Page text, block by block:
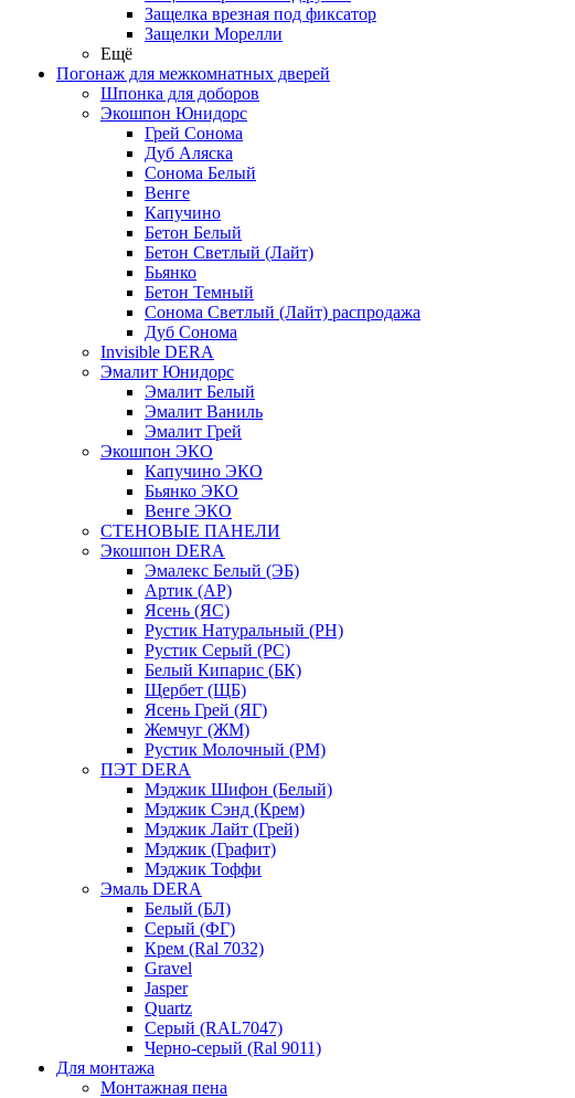
Защелка врезная под фиксатор
Защелки Морелли
Ещё
Погонаж для межкомнатных дверей
Шпонка для доборов
Экошпон Юнидорс
Грей Сонома
Дуб Аляска
Сонома Белый
Венге
Капучино
Бетон Белый
Бетон Светлый (Лайт)
Бьянко
Бетон Темный
Сонома Светлый (Лайт) распродажа
Дуб Сонома
Invisible DERA
Эмалит Юнидорс
Эмалит Белый
Эмалит Ваниль
Эмалит Грей
Экошпон ЭКО
Капучино ЭКО
Бьянко ЭКО
Венге ЭКО
СТЕНОВЫЕ ПАНЕЛИ
Экошпон DERA
Эмалекс Белый (ЭБ)
Артик (АР)
Ясень (ЯС)
Рустик Натуральный (РН)
Рустик Серый (РС)
Белый Кипарис (БК)
Щербет (ЩБ)
Ясень Грей (ЯГ)
Жемчуг (ЖМ)
Рустик Молочный (РМ)
ПЭТ DERA
Мэджик Шифон (Белый)
Мэджик Сэнд (Крем)
Мэджик Лайт (Грей)
Мэджик (Графит)
Мэджик Тоффи
Эмаль DERA
Белый (БЛ)
Серый (ФГ)
Крем (Ral 7032)
Gravel
Jasper
Quartz
Серый (RAL7047)
Черно-серый (Ral 9011)
Для монтажа
Монтажная пена